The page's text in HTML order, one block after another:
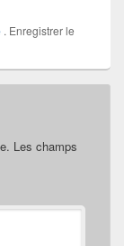
. Enregistrer le
Les champs